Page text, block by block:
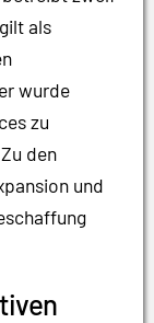
als
wurde
zu
den
und